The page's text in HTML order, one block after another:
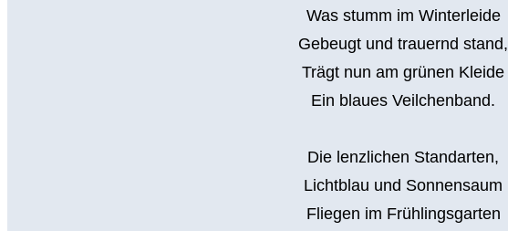
Was stumm im Winterleide
Gebeugt und trauernd stand,
Trägt nun am grünen Kleide
Ein blaues Veilchenband.
Die lenzlichen Standarten,
Lichtblau und Sonnensaum
Fliegen im Frühlingsgarten